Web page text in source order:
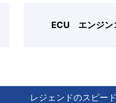
ECU エンジン
レジェンドのスピー